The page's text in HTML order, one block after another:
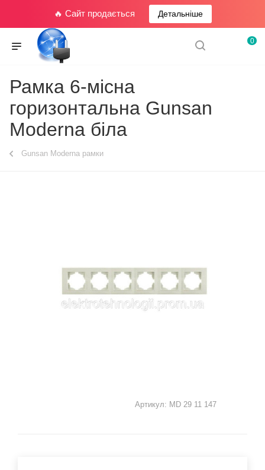
🔥 Сайт продається Детальніше
0
Рамка 6-місна
горизонтальна Gunsan
Moderna біла
Gunsan Moderna рамки
Артикул: MD 29 11 147